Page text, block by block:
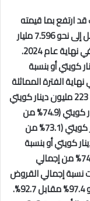
قد ارتفع بما قيمته
115.4 مليون دينار كويتي أي ما نسبته 1.5%، ليصل إلى نحو 7.596 مليار
دينار كويتي مقابل نحو 7.480 مليار دينار كويتي في نهاية عام 2024.
بنحو 121.1 مليون دينار كويتي أو بنسبة
كويتي في نهاية الفترة المماثلة
من العام الفائت. وارتفع بند قروض وسلف بنحو 223 مليون دينار كويتي
أو ما نسبته 4.1%، وصولاً إلى نحو 5.690 مليار دينار كويتي (74.9% من
إجمالي الموجودات) مقابل نحو 5.467 مليار دينار كويتي (73.1% من
بنحو 136.4 مليون دينار كويتي أو بنسبة
2.5% مقارنة مع نحو 5.554 مليار دينار كويتي (74.3% من إجمالي
نفسها من عام 2024. وبلغت نسبة إجمالي القروض
والسلف إلى إجمالي الودائع والأرصدة الأخرى نحو 97.4% مقابل 92.7%.